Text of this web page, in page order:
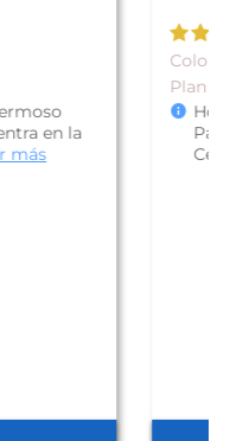
encuentra en el
vistas del
Ver más